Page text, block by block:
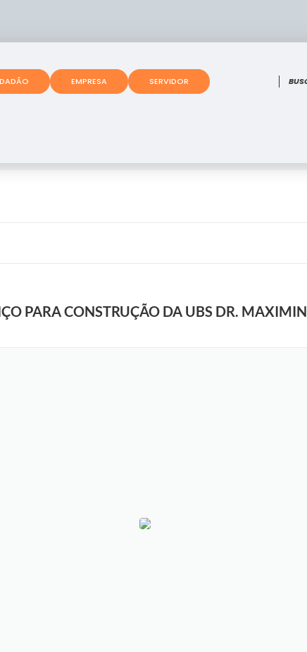
O
EMPRESA SERVIDOR
PARA CONSTRUÇÃO DA UBS DR.